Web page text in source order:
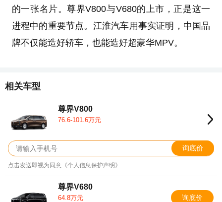
的一张名片。尊界V800与V680的上市，正是这一
进程中的重要节点。江淮汽车用事实证明，中国品
牌不仅能造好轿车，也能造好超豪华MPV。
相关车型
尊界V800
76.6-101.6万元
询底价
点击发送即视为同意《个人信息保护声明》
尊界V680
64.8万元 询底价